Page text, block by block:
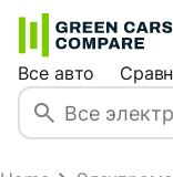
Все авто